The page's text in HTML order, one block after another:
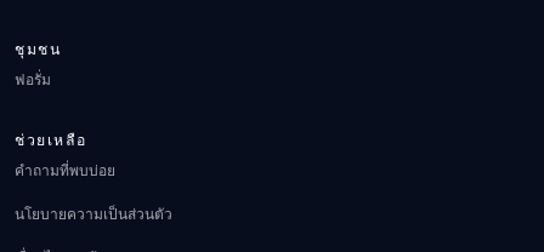
ชุมชน
ฟอรั่ม
ช่วยเหลือ
คำถามที่พบบ่อย
นโยบายความเป็นส่วนตัว